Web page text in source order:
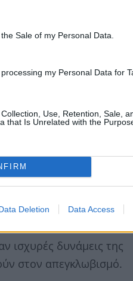
Sale of my Personal Data.
my Personal Data for
Use, Retention, Sale,
that Is Unrelated with the
Deletion Data Access
έναν νεαρό άνδρα η
ισχυρές δυνάμεις της
στον απεγκλωβισμό.